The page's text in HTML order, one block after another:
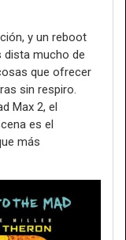
y un reboot
dista mucho de
que ofrecer
sin respiro.
Max 2, el
es el
más